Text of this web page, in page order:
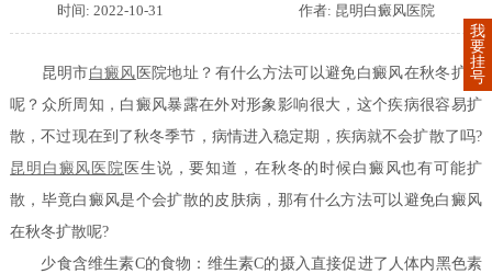
时间: 2022-10-31 作者: 昆明白癜风医院
昆明市白癜风 医院地址？有什么方法可以避免白癜风在秋冬扩散
呢？众所周知，白癜风暴露在外对形象影响很大，这个疾病很容易扩
散，不过现在到了秋冬季节，病情进入稳定期，疾病就不会扩散了吗?
昆明白癜风医院 医生说，要知道，在秋冬的时候白癜风也有可能扩
散，毕竟白癜风是个会扩散的皮肤病，那有什么方法可以避免白癜风
在秋冬扩散呢?
少食含维生素C的食物：维生素C的摄入直接促进了人体内黑色素
我
要
挂
号